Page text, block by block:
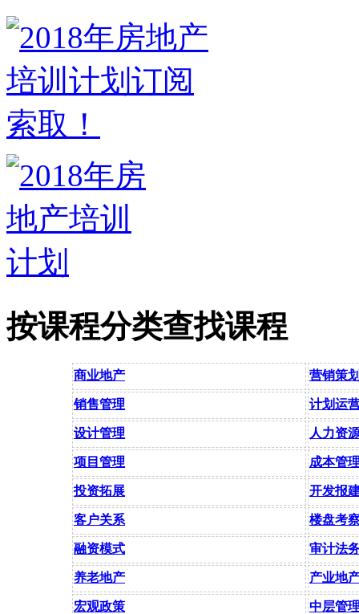
按课程分类查找课程
商业地产 营销策
销售管理 计划运
设计管理 人力资
项目管理 成本管
投资拓展 开发报
客户关系 楼盘考
融资模式 审计法
养老地产 产业地
宏观政策 中层管